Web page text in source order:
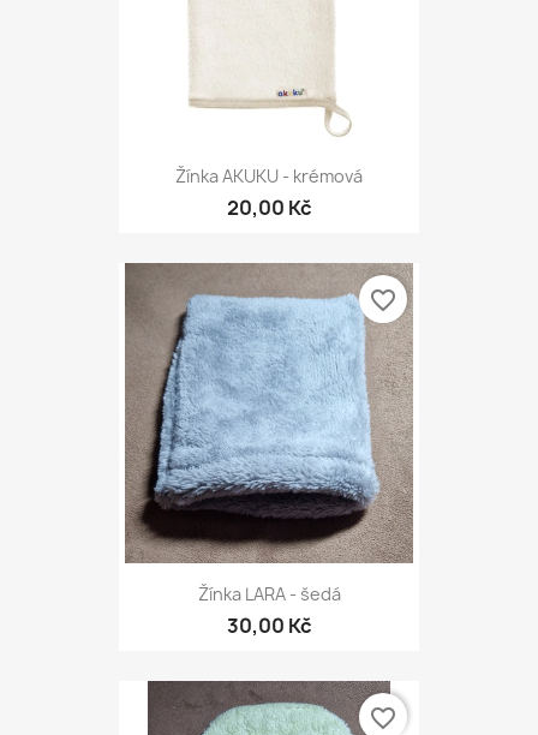
Žínka AKUKU - krémová
20,00 Kč
Žínka LARA - šedá
30,00 Kč
favorite_border
favorite_border